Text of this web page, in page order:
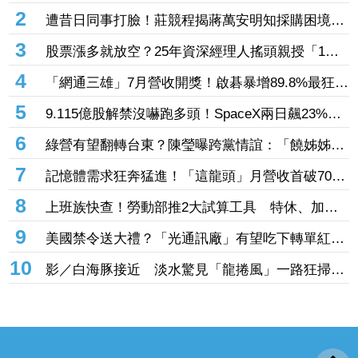
1
單周狂飆42.58%！愛普*7月營收首破11億創新高
「年增144.57%」 重返準千金股
2
遭昔日同事打臉！莊競程揭蔣萬安明知採購困境
卻仍散播「擋疫苗」說
3
股票漲多就放空？25年資深經理人搖頭親授「1絕
招」抓買賣時機：看誰占上風
4
「網通三雄」7月營收開獎！啟碁暴增89.8%最狂
這2檔也創同期新高
5
9.115億股解禁沒嚇跑多頭！SpaceX兩日飆23%
離IPO價只差一步
6
綠營有望翻轉台東？陳瑩曝跨黨情誼：「饒姊姊」
曾親授「這職位」
7
記憶體需求狂奔猛進！「這龍頭」月營收首破70億
創新高 前七月年增飆破137%
8
上班族快查！勞動部推2大試算工具 特休、加班
費一鍵算清楚
9
美國禁令送大禮？「光通訊廠」有望吃下轉單紅